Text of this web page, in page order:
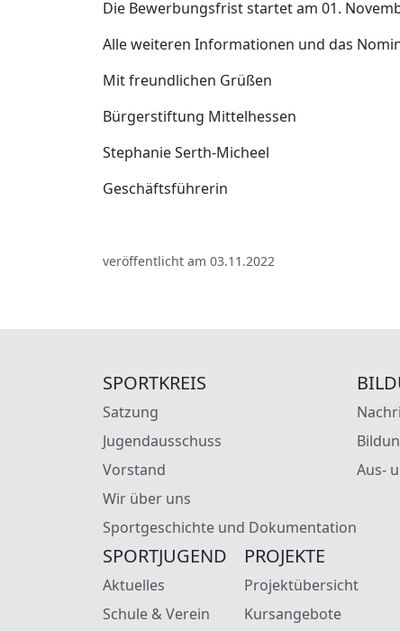
Die Bewerbungsfrist startet am 01.
Alle weiteren Informationen und das
Mit freundlichen Grüßen
Bürgerstiftung Mittelhessen
Stephanie Serth-Micheel
Geschäftsführerin
veröffentlicht am 03.11.2022
SPORTKREIS
Satzung
Jugendausschuss
Vorstand
Wir über uns
Sportgeschichte und Dokumentation
Aus-
SPORTJUGEND
Aktuelles
Schule & Verein
PROJEKTE
Projektübersicht
Kursangebote